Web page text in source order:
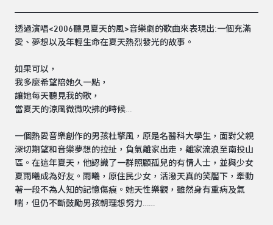
透過演唱<2006聽見夏天的風>音樂劇的歌曲來表現出:一個充滿
愛、夢想以及年輕生命在夏天熱烈發光的故事。
如果可以，
我多麼希望陪她久一點，
讓她每天聽見我的歌，
當夏天的涼風微微吹拂的時候…
一個熱愛音樂創作的男孩杜擎風，原是名醫科大學生，面對父親
深切期望和音樂夢想的拉扯，負氣離家出走，離家流浪至南投山
區。在這年夏天，他認識了一群照顧孤兒的有情人士，並與少女
夏雨曦成為好友。雨曦，原住民少女，活潑天真的笑靨下，牽動
著一段不為人知的記憶傷痕。她天性樂觀，雖然身有重病及氣
喘，但仍不斷鼓勵男孩朝理想努力……